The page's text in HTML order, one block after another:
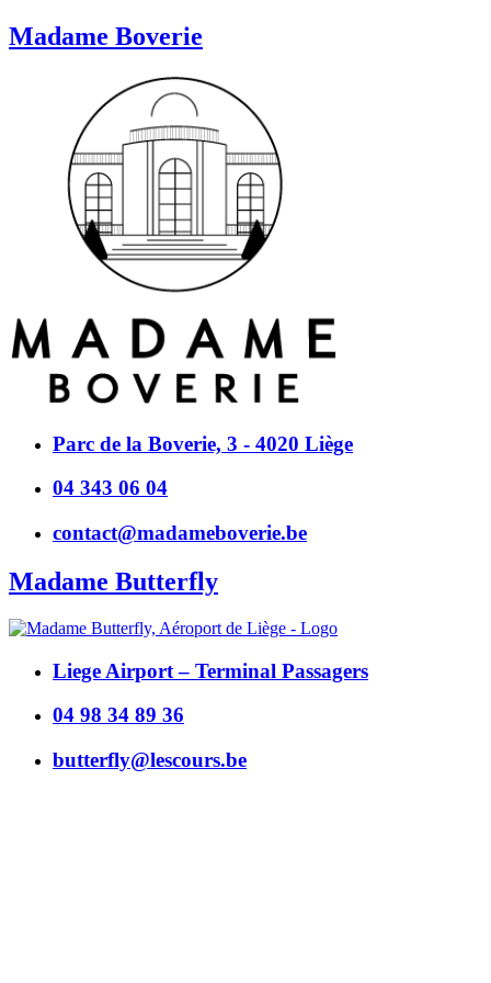
Madame Boverie
Parc de la Boverie, 3 - 4020 Liège
04 343 06 04
contact@madameboverie.be
Madame Butterfly
Liege Airport – Terminal Passagers
04 98 34 89 36
butterfly@lescours.be